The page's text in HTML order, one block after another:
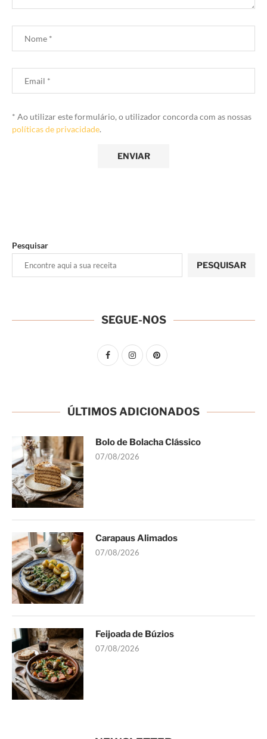
* Ao utilizar este formulário, o utilizador concorda com as nossas
políticas de privacidade.
Pesquisar
PESQUISAR
SEGUE-NOS
ÚLTIMOS ADICIONADOS
Bolo de Bolacha Clássico
07/08/2026
Carapaus Alimados
07/08/2026
Feijoada de Búzios
07/08/2026